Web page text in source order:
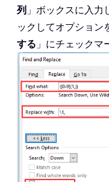
列 」ボックスに入力
ックしてオプション
する 」にチェックマ